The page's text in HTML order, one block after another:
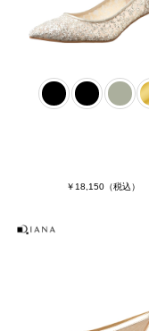
￥18,150 （税込）